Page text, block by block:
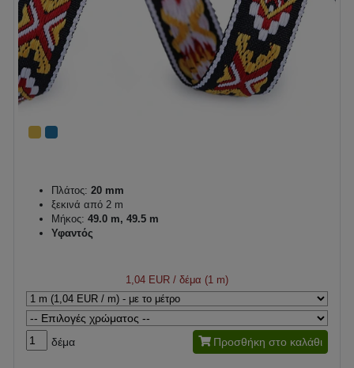
Πλάτος: 20 mm
ξεκινά από 2 m
Μήκος: 49.0 m, 49.5 m
Υφαντός
1,04 EUR / δέμα (1 m)
δέμα Προσθήκη στο καλάθι